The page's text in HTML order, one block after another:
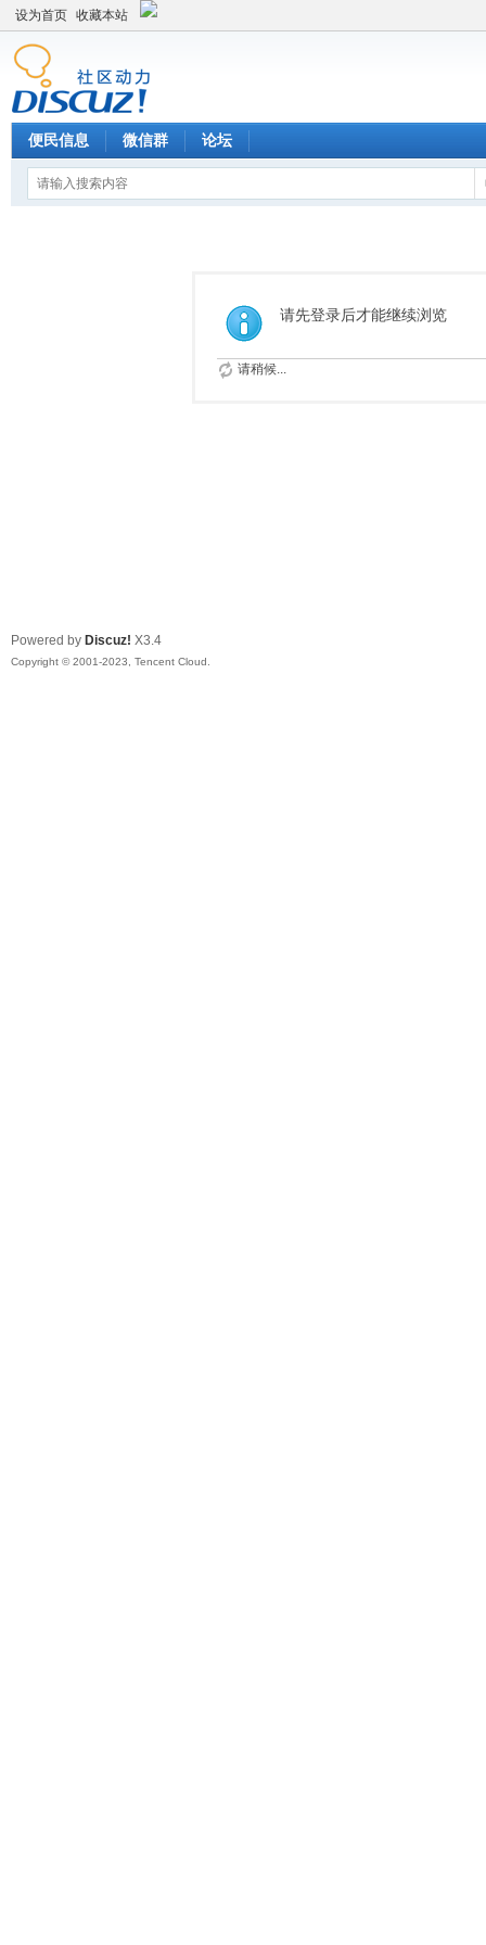
设为首页 收藏本站
便民信息 微信群 论坛
请先登录后才能继续浏览
请稍候...
Powered by Discuz! X3.4
Copyright © 2001-2023, Tencent Cloud.